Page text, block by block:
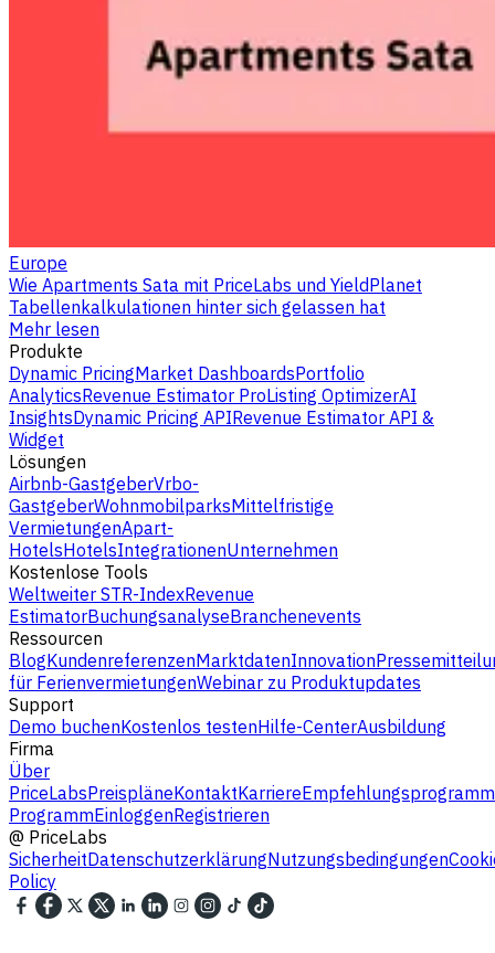
Europe
Wie Apartments Sata mit PriceLabs und YieldPlanet
Tabellenkalkulationen hinter sich gelassen hat
Mehr lesen
Produkte
Dynamic PricingMarket DashboardsPortfolio
AnalyticsRevenue Estimator ProListing OptimizerAI
InsightsDynamic Pricing APIRevenue Estimator API &
Widget
Lösungen
Airbnb-GastgeberVrbo-
GastgeberWohnmobilparksMittelfristige
VermietungenApart-
HotelsHotelsIntegrationenUnternehmen
Kostenlose Tools
Weltweiter STR-IndexRevenue
EstimatorBuchungsanalyseBranchenevents
Ressourcen
BlogKundenreferenzenMarktdatenInnovation
für FerienvermietungenWebinar zu Produktupdates
Support
Demo buchenKostenlos testenHilfe-CenterAusbildung
Firma
Über
PriceLabsPreispläneKontaktKarriereEmpfehlungsprogramm
ProgrammEinloggenRegistrieren
@ PriceLabs
SicherheitDatenschutzerklärungNutzungsbedingungen
Policy